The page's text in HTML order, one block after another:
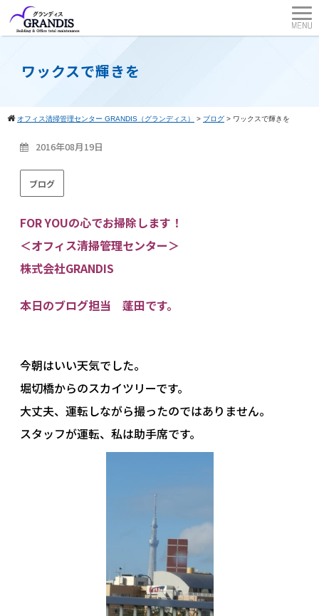
ワックスで輝きを
オフィス清掃管理センター GRANDIS（グランディス） > ブログ > ワックスで輝きを
2016年08月19日
ブログ
FOR YOUの心でお掃除します！
＜オフィス清掃管理センター＞
株式会社GRANDIS
本日のブログ担当 蓬田です。
今朝はいい天気でした。
堀切橋からのスカイツリーです。
大丈夫、運転しながら撮ったのではありません。
スタッフが運転、私は助手席です。